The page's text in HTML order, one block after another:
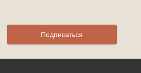
Подписаться